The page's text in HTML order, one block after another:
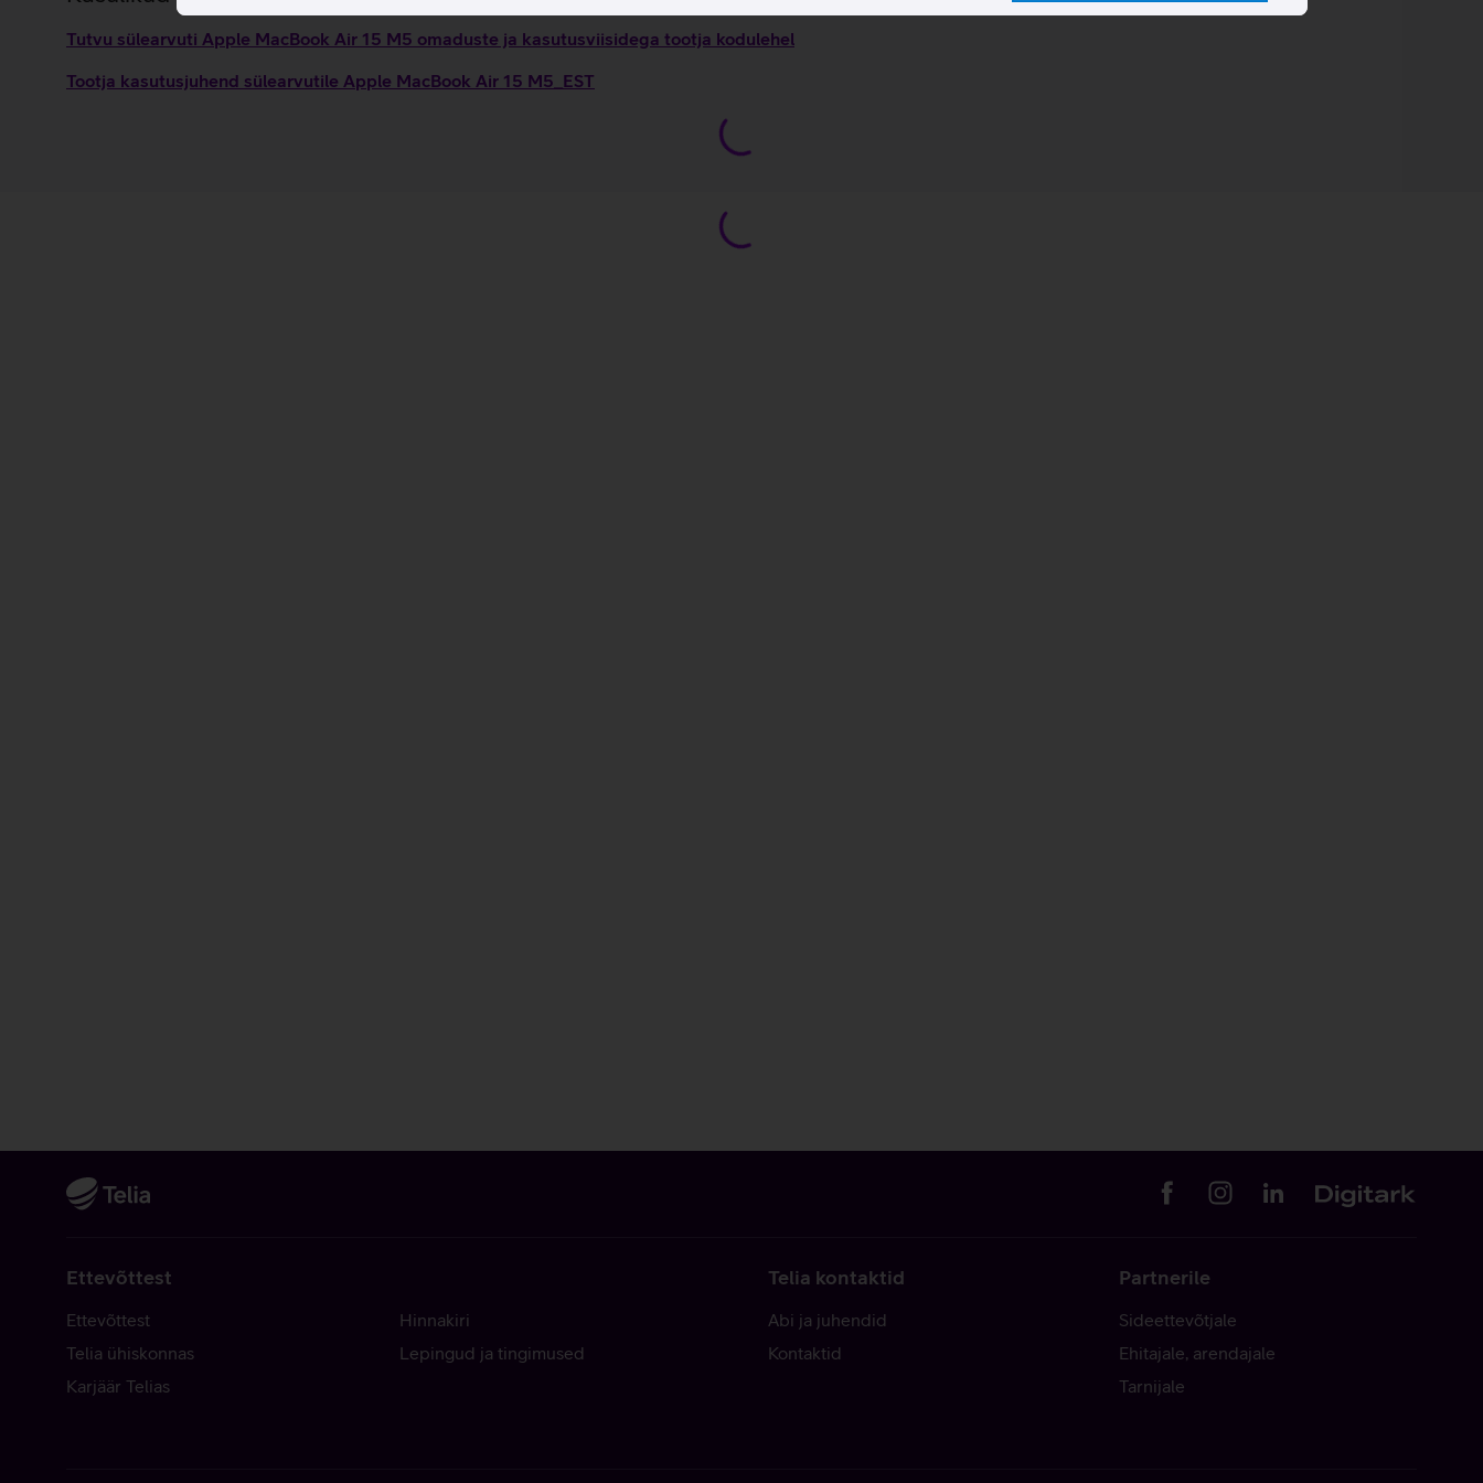
Tutvu sülearvuti Apple MacBook Air 15 M5 omaduste ja kasutusviisidega tootja kodulehel
Tootja kasutusjuhend sülearvutile Apple MacBook Air 15 M5_EST
Ettevõttest
Ettevõttest
Telia ühiskonnas
Karjäär Telias
Hinnakiri
Lepingud ja tingimused
Telia kontaktid
Abi ja juhendid
Kontaktid
Partnerile
Sideettevõtjale
Ehitajale, arendajale
Tarnijale